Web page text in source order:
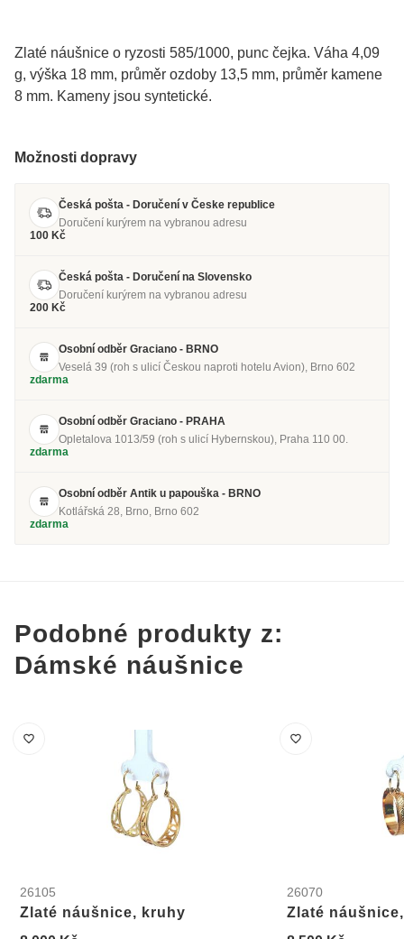
Zlaté náušnice o ryzosti 585/1000, punc čejka. Váha 4,09
g, výška 18 mm, průměr ozdoby 13,5 mm, průměr kamene
8 mm. Kameny jsou syntetické.
Možnosti dopravy
Česká pošta - Doručení v Česke republice
Doručení kurýrem na vybranou adresu
100 Kč
Česká pošta - Doručení na Slovensko
Doručení kurýrem na vybranou adresu
200 Kč
Osobní odběr Graciano - BRNO
Veselá 39 (roh s ulicí Českou naproti hotelu Avion), Brno 602
zdarma
Osobní odběr Graciano - PRAHA
Opletalova 1013/59 (roh s ulicí Hybernskou), Praha 110 00.
zdarma
Osobní odběr Antik u papouška - BRNO
Kotlářská 28, Brno, Brno 602
zdarma
Podobné produkty z:
Dámské náušnice
26105
Zlaté náušnice, kruhy
26070
Zlaté